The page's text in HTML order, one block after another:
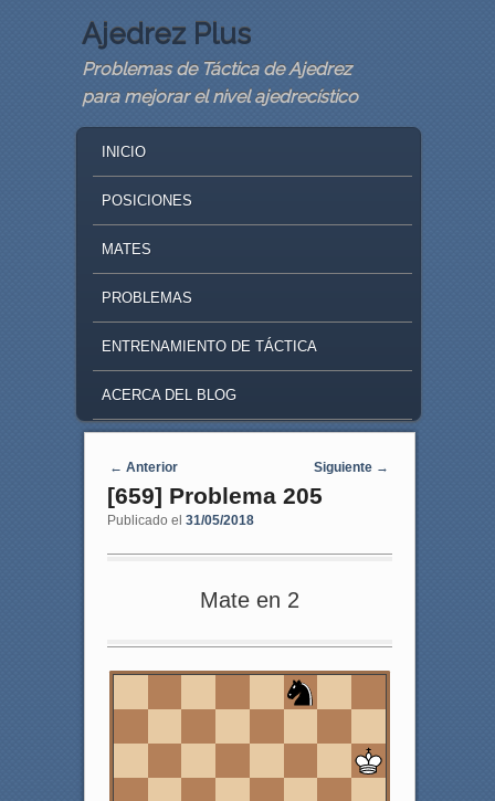
Ajedrez Plus
Problemas de Táctica de Ajedrez
para mejorar el nivel ajedrecístico
SKIP TO PRIMARY CONTENT
SKIP TO SECONDARY CONTENT
INICIO
POSICIONES
MATES
PROBLEMAS
ENTRENAMIENTO DE TÁCTICA
ACERCA DEL BLOG
Navegaci�n de entradas
← Anterior Siguiente →
[659] Problema 205
Publicado el 31/05/2018
Mate en 2